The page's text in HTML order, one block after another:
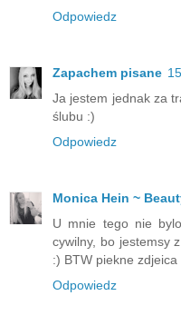
Odpowiedz
Zapachem pisane
Ja jestem jednak za
ślubu :)
Odpowiedz
Monica Hein ~
U mnie tego nie
cywilny, bo jestemsy
:) BTW piekne zdjeica
Odpowiedz